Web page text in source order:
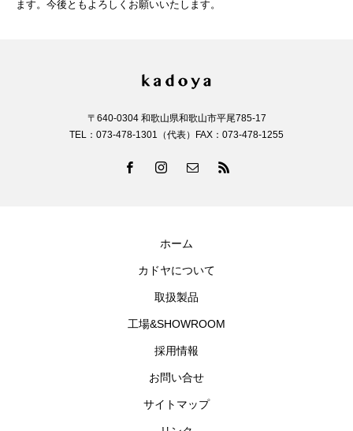
ます。今後ともよろしくお願いいたします。
〒640-0304 和歌山県和歌山市平尾785-17
TEL：073-478-1301（代表）FAX：073-478-1255
ホーム
カドヤについて
取扱製品
工場&SHOWROOM
採用情報
お問い合せ
サイトマップ